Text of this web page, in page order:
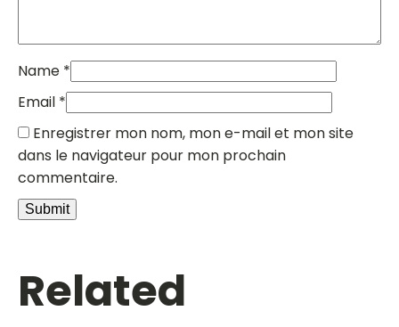
Name *
Email *
Enregistrer mon nom, mon e-mail et mon site
dans le navigateur pour mon prochain
commentaire.
Related